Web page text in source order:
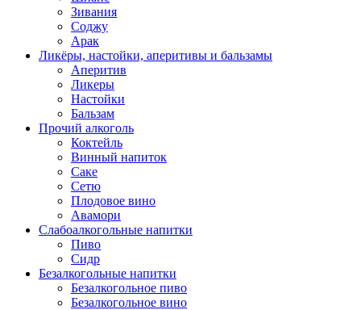
Зивания
Соджу
Арак
Ликёры, настойки, аперитивы и бальзамы
Аперитив
Ликеры
Настойки
Бальзам
Прочий алкоголь
Коктейль
Винный напиток
Саке
Сетю
Плодовое вино
Авамори
Слабоалкогольные напитки
Пиво
Сидр
Безалкогольные напитки
Безалкогольное пиво
Безалкогольное вино